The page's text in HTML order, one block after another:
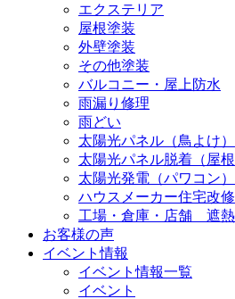
エクステリア
屋根塗装
外壁塗装
その他塗装
バルコニー・屋上防水
雨漏り修理
雨どい
太陽光パネル（鳥よけ）
太陽光パネル脱着（屋根
太陽光発電（パワコン）
ハウスメーカー住宅改修
工場・倉庫・店舗 遮
お客様の声
イベント情報
イベント情報一覧
イベント